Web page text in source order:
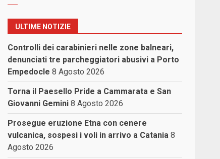
ULTIME NOTIZIE
Controlli dei carabinieri nelle zone balneari,
denunciati tre parcheggiatori abusivi a Porto
Empedocle 8 Agosto 2026
Torna il Paesello Pride a Cammarata e San
Giovanni Gemini 8 Agosto 2026
Prosegue eruzione Etna con cenere
vulcanica, sospesi i voli in arrivo a Catania 8
Agosto 2026